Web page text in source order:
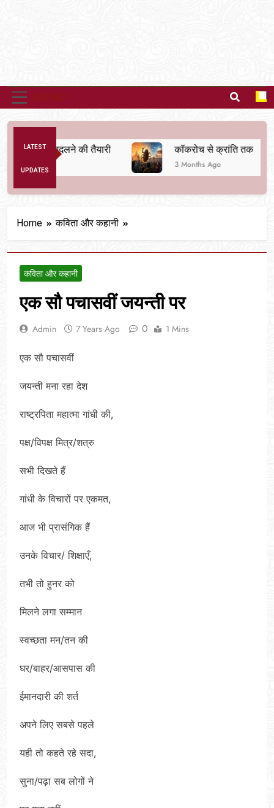
LATEST
UPDATES
बदलने की तैयारी कॉकरोच से क्रांति तक
3 Months Ago
Home कविता और कहानी
कविता और कहानी
एक सौ पचासवीं जयन्ती पर
Admin 7 Years Ago 0 1 Mins
एक सौ पचासवीं
जयन्ती मना रहा देश
राष्ट्रपिता महात्मा गांधी की,
पक्ष/विपक्ष मित्र/शत्रु
सभी दिखते हैं
गांधी के विचारों पर एकमत,
आज भी प्रासंगिक हैं
उनके विचार/ शिक्षाएँ,
तभी तो हुनर को
मिलने लगा सम्मान
स्वच्छता मन/तन की
घर/बाहर/आसपास की
ईमानदारी की शर्त
अपने लिए सबसे पहले
यही तो कहते रहे सदा,
सुना/पढ़ा सब लोगों ने